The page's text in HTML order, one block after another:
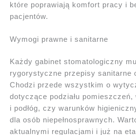
które poprawiają komfort pracy i
pacjentów.
Wymogi prawne i sanitarne
Każdy gabinet stomatologiczny
rygorystyczne przepisy sanitarne
Chodzi przede wszystkim o
dotyczące podziału
i podłóg, czy warunków
dla osób niepełnosprawnych.
aktualnymi regulacjami i już na